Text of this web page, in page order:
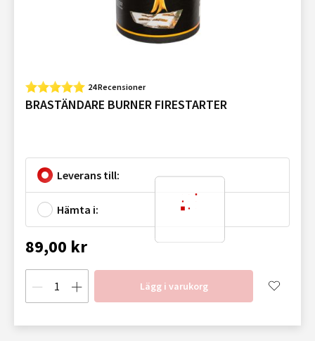
24 Recensioner
BRASTÄNDARE BURNER FIRESTARTER
Leverans till:
Hämta i:
89,00 kr
Lägg i varukorg